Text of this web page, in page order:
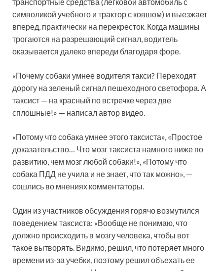
символикой учебного и трактор с ковшом) и выезжает
вперед, практически на перекресток. Когда машины
трогаются на разрешающий сигнал, водитель
оказывается далеко впереди благодаря форе.
«Почему собаки умнее водителя такси? Переходят
дорогу на зеленый сигнал пешеходного светофора. А
таксист — на красный по встречке через две
сплошные!» — написал автор видео.
«Потому что собака умнее этого таксиста», «Простое
доказательство… Что мозг таксиста намного ниже по
развитию, чем мозг любой собаки!», «Потому что
собака ПДД не учила и не знает, что так можно», —
сошлись во мнениях комментаторы.
Один из участников обсуждения горячо возмутился
поведением таксиста: «Вообще не понимаю, что
должно происходить в мозгу человека, чтобы вот
такое вытворять. Видимо, решил, что потеряет много
времени из-за учебки, поэтому решил объехать ее